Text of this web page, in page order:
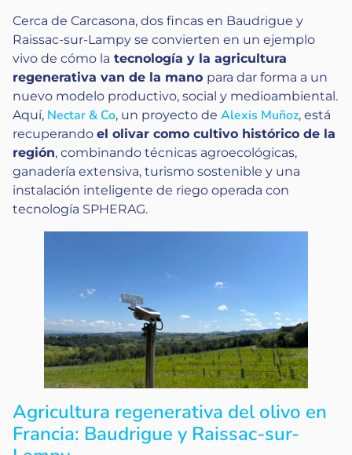
Cerca de Carcasona, dos fincas en Baudrigue y
Raissac-sur-Lampy se convierten en un ejemplo
vivo de cómo la tecnología y la agricultura
regenerativa van de la mano para dar forma a un
nuevo modelo productivo, social y medioambiental.
Aquí, Nectar & Co, un proyecto de Alexis Muñoz, está
recuperando el olivar como cultivo histórico de la
región, combinando técnicas agroecológicas,
ganadería extensiva, turismo sostenible y una
instalación inteligente de riego operada con
tecnología SPHERAG.
Agricultura regenerativa del olivo en
Francia: Baudrigue y Raissac-sur-